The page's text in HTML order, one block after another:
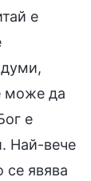
е
може да
е
Най-вече
се явява